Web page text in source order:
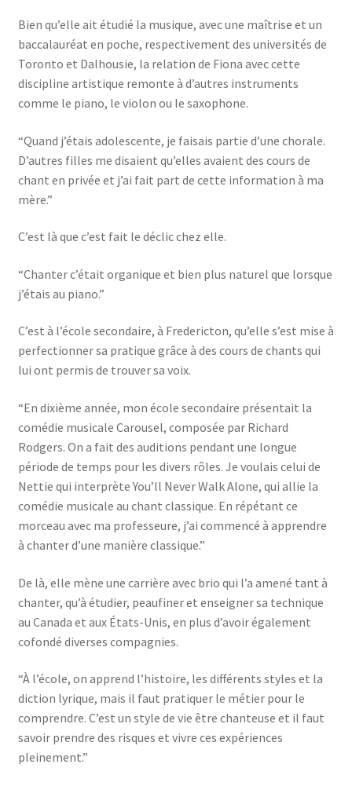
Bien qu’elle ait étudié la musique, avec une maîtrise et un
baccalauréat en poche, respectivement des universités de
Toronto et Dalhousie, la relation de Fiona avec cette
discipline artistique remonte à d’autres instruments
comme le piano, le violon ou le saxophone.
“Quand j’étais adolescente, je faisais partie d’une chorale.
D’autres filles me disaient qu’elles avaient des cours de
chant en privée et j’ai fait part de cette information à ma
mère.”
C’est là que c’est fait le déclic chez elle.
“Chanter c’était organique et bien plus naturel que lorsque
j’étais au piano.”
C’est à l’école secondaire, à Fredericton, qu’elle s’est mise à
perfectionner sa pratique grâce à des cours de chants qui
lui ont permis de trouver sa voix.
“En dixième année, mon école secondaire présentait la
comédie musicale Carousel, composée par Richard
Rodgers. On a fait des auditions pendant une longue
période de temps pour les divers rôles. Je voulais celui de
Nettie qui interprète You’ll Never Walk Alone, qui allie la
comédie musicale au chant classique. En répétant ce
morceau avec ma professeure, j’ai commencé à apprendre
à chanter d’une manière classique.”
De là, elle mène une carrière avec brio qui l’a amené tant à
chanter, qu’à étudier, peaufiner et enseigner sa technique
au Canada et aux États-Unis, en plus d’avoir également
cofondé diverses compagnies.
“À l’école, on apprend l’histoire, les différents styles et la
diction lyrique, mais il faut pratiquer le métier pour le
comprendre. C’est un style de vie être chanteuse et il faut
savoir prendre des risques et vivre ces expériences
pleinement.”